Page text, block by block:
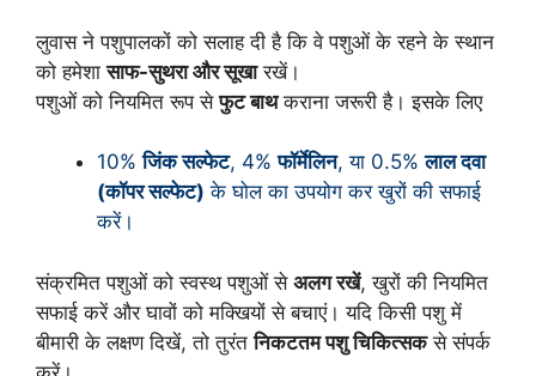
लुवास ने पशुपालकों को सलाह दी है कि वे पशुओं के रहने के स्थान
को हमेशासाफ-सुथरा और सूखारखें।
पशुओं को नियमित रूप सेफुट बाथकराना जरूरी है। इसके लिए
10%जिंक सल्फेट, 4%फॉर्मेलिन, या 0.5%लाल दवा
(कॉपर सल्फेट) के घोल का उपयोग कर खुरों की सफाई
करें।
संक्रमित पशुओं को स्वस्थ पशुओं से अलग रखें, खुरों की नियमित
सफाई करें और घावों को मक्खियों से बचाएं। यदि किसी पशु में
बीमारी के लक्षण दिखें, तो तुरंतनिकटतम पशु चिकित्सकसे संपर्क